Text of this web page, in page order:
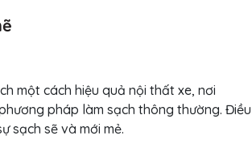
một cách hiệu quả nội thất xe, nơi
pháp làm sạch thông thường. Điều
sạch sẽ và mới mẻ.